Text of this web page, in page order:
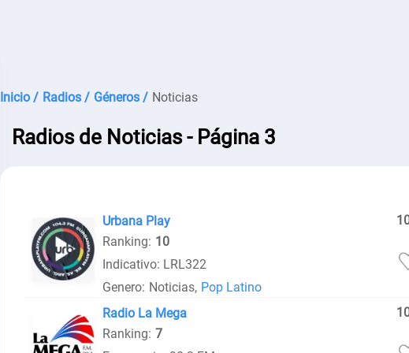
Inicio / Radios / Géneros / Noticias
Radios de Noticias - Página 3
Urbana Play
Ranking: 10
Indicativo: LRL322
Genero: Noticias, Pop Latino
Radio La Mega
Ranking: 7